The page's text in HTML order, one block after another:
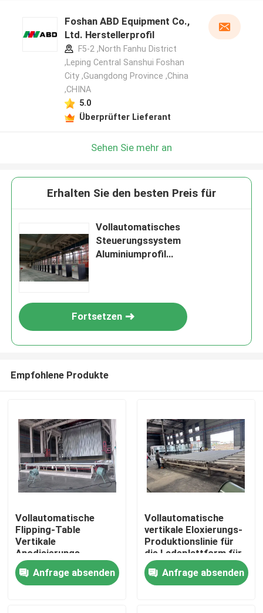
Hinterlass eine Nachricht
Wir rufen Sie bald zurück!
EINREICHUNGEN
Haus
Produkte
Foshan ABD Equipment Co.,
Ltd. Herstellerprofil
F5-2 ,North Fanhu District
,Leping Central Sanshui Foshan
City ,Guangdong Province ,China
,CHINA
5.0
Überprüfter Lieferant
Sehen Sie mehr an
Erhalten Sie den besten Preis für
Vollautomatisches
Steuerungssystem
Aluminiumprofil
Fortsetzen
Empfohlene Produkte
Vollautomatische
Flipping-Table
Vertikale
Anodisierungs-
Produktionslinie für
Aluminiumprofile
Anfrage absenden
Vollautomatische
vertikale Eloxierungs-
Produktionslinie für
die Ladeplattform für
Aluminiumprofile
Anfrage absenden